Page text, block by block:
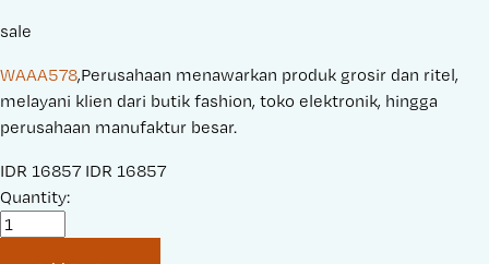
sale
WAAA578,Perusahaan menawarkan produk grosir dan ritel,
melayani klien dari butik fashion, toko elektronik, hingga
perusahaan manufaktur besar.
S
a
IDR 16857 O
IDR 16857
Quantity: